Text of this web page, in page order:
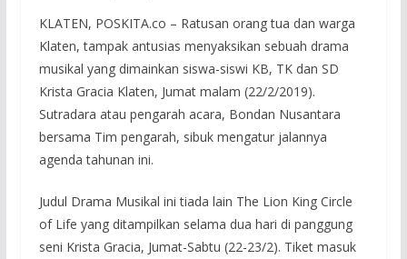
KLATEN, POSKITA.co – Ratusan orang tua dan warga
Klaten, tampak antusias menyaksikan sebuah drama
musikal yang dimainkan siswa-siswi KB, TK dan SD
Krista Gracia Klaten, Jumat malam (22/2/2019).
Sutradara atau pengarah acara, Bondan Nusantara
bersama Tim pengarah, sibuk mengatur jalannya
agenda tahunan ini.
Judul Drama Musikal ini tiada lain The Lion King Circle
of Life yang ditampilkan selama dua hari di panggung
seni Krista Gracia, Jumat-Sabtu (22-23/2). Tiket masuk